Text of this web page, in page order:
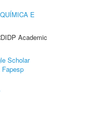
E
Academic
Scholar
Fapesp